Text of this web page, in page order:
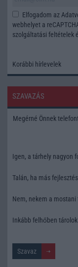
Elfogadom az
webhelyet a
szolgáltatási feltételek
Korábbi hírlevelek
SZAVAZÁS
Megérné Önnek
Igen, a tárhely nagyon
Talán, ha más
Nem, nekem a mostani
Inkább felhőben